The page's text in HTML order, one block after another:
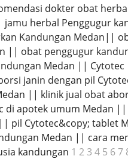
dokter obat
herbal Penggugur
Kandungan Medan||
|| obat penggugur
Medan || Cytotec
janin dengan pil
|| klinik jual obat
apotek umum Medan ||
pil Cytotec&copy; tablet
Medan || cara
kandungan 1 2 3 4 5 6 7